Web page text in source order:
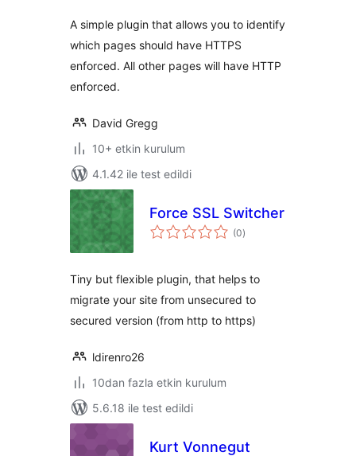
A simple plugin that allows you to identify
which pages should have HTTPS
enforced. All other pages will have HTTP
enforced.
David Gregg
10+ etkin kurulum
4.1.42 ile test edildi
Force SSL Switcher
(0toplam
puan
)
Tiny but flexible plugin, that helps to
migrate your site from unsecured to
secured version (from http to https)
ldirenro26
10dan fazla etkin kurulum
5.6.18 ile test edildi
Kurt Vonnegut